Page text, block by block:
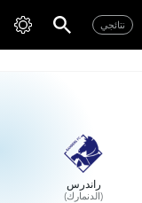
نتائجي
راندرس
(الدنمارك)